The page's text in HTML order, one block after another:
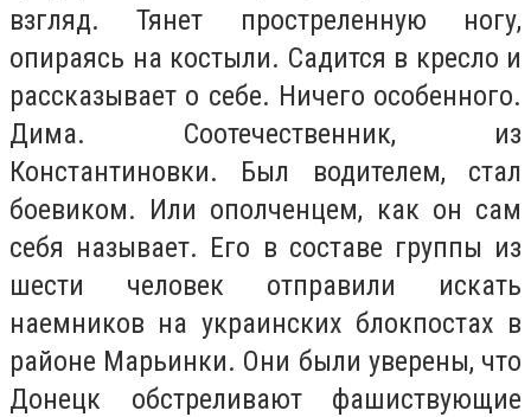
взгляд. Тянет простреленную ногу,
опираясь на костыли. Садится в кресло и
рассказывает о себе. Ничего особенного.
Дима. Соотечественник, из
Константиновки. Был водителем, стал
боевиком. Или ополченцем, как он сам
себя называет. Его в составе группы из
шести человек отправили искать
наемников на украинских блокпостах в
районе Марьинки. Они были уверены, что
Донецк обстреливают фашиствующие